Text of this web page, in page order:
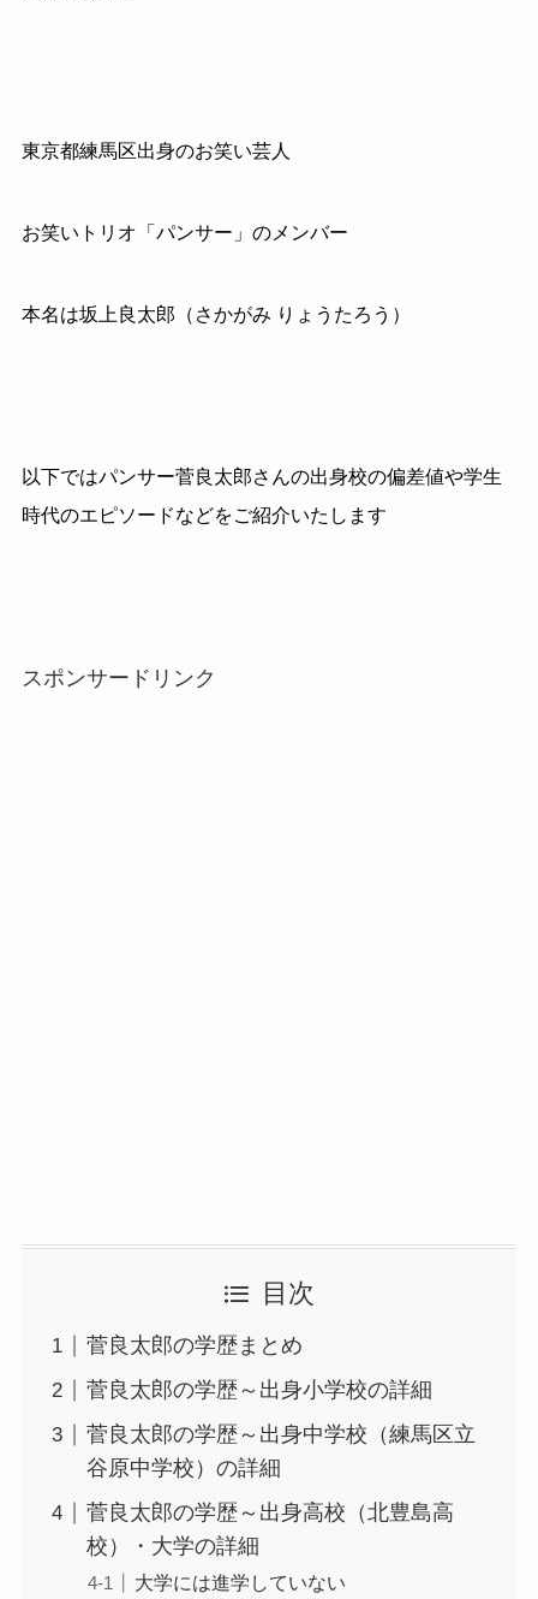
東京都練馬区出身のお笑い芸人
お笑いトリオ「パンサー」のメンバー
本名は坂上良太郎（さかがみ りょうたろう）
以下ではパンサー菅良太郎さんの出身校の偏差値や学生
時代のエピソードなどをご紹介いたします
スポンサードリンク
目次
菅良太郎の学歴まとめ
菅良太郎の学歴～出身小学校の詳細
菅良太郎の学歴～出身中学校（練馬区立
谷原中学校）の詳細
菅良太郎の学歴～出身高校（北豊島高
校）・大学の詳細
大学には進学していない